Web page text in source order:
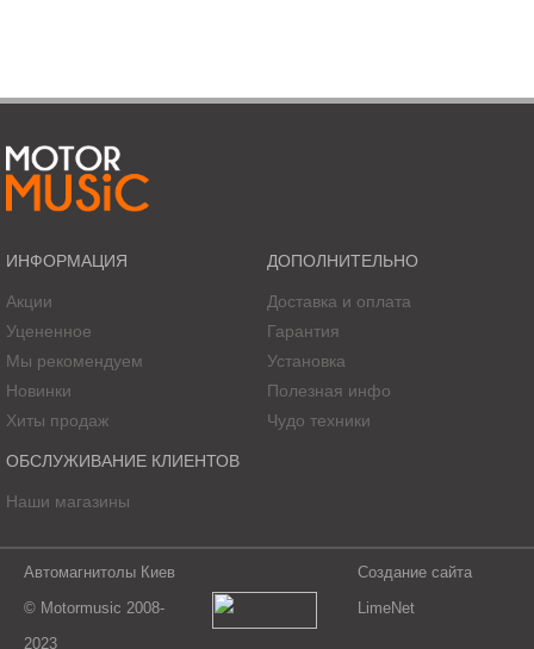
ИНФОРМАЦИЯ
Акции
Уцененное
Мы рекомендуем
Новинки
Хиты продаж
ДОПОЛНИТЕЛЬНО
Доставка и оплата
Гарантия
Установка
Полезная инфо
Чудо техники
ОБСЛУЖИВАНИЕ КЛИЕНТОВ
Наши магазины
Автомагнитолы Киев
© Motormusic 2008-
2023
Создание сайта
LimeNet